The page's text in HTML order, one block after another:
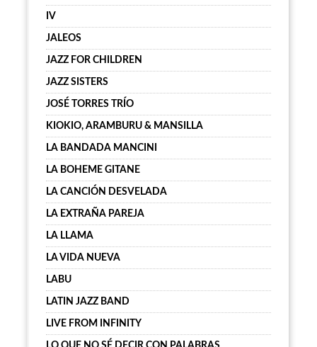
IV
JALEOS
JAZZ FOR CHILDREN
JAZZ SISTERS
JOSÉ TORRES TRÍO
KIOKIO, ARAMBURU & MANSILLA
LA BANDADA MANCINI
LA BOHEME GITANE
LA CANCIÓN DESVELADA
LA EXTRAÑA PAREJA
LA LLAMA
LA VIDA NUEVA
LABU
LATIN JAZZ BAND
LIVE FROM INFINITY